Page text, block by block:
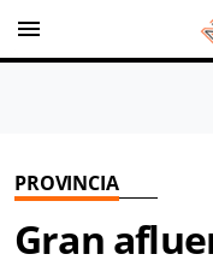
menu
PROVINCIA
Gran